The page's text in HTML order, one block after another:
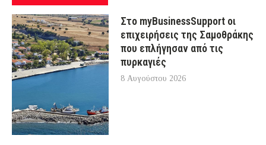
Στο myBusinessSupport οι
επιχειρήσεις της Σαμοθράκης
που επλήγησαν από τις
πυρκαγιές
8 Αυγούστου 2026